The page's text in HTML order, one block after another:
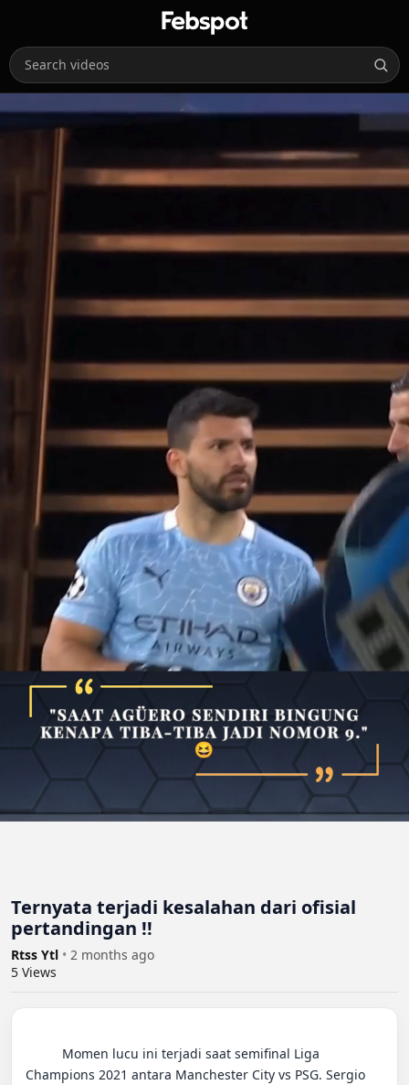
Ternyata terjadi kesalahan dari ofisial
pertandingan !!
Rtss Ytl • 2 months ago
5 Views
Champions 2021 antara Manchester City vs PSG. Sergio